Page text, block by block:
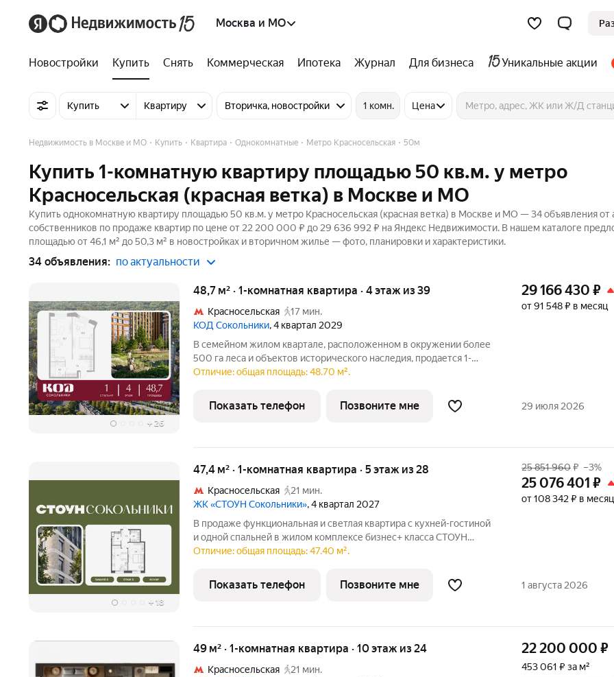
Москва и МО
Новостройки Купить Снять Коммерческая Ипотека Журнал Для бизнеса Уникальные акции
Купить Квартиру Вторичка, новостройки 1 комн. Цена
Недвижимость в Москве и МО Купить Квартира Однокомнатные Метро Красносельская 50м
Купить 1-комнатную квартиру площадью 50 кв.м. у метро
Красносельская (красная ветка) в Москве и МО
Купить однокомнатную квартиру площадью 50 кв.м. у метро Красносельская (красная ветка) в Москве и МО — 34 объявления от
собственников по продаже квартир по цене от 22 200 000 ₽ до 29 636 992 ₽ на Яндекс Недвижимости. В нашем каталоге
площадью от 46,1 м² до 50,3 м² в новостройках и вторичном жилье — фото, планировки и характеристики.
34 объявления: по актуальности
+ 26
48,7 м² · 1-комнатная квартира · 4 этаж из 39
Красносельская
17 мин.
КОД Сокольники, 4 квартал 2029
В семейном жилом квартале, расположенном в окружении более
500 га леса и объектов исторического наследия, продается 1-
комнатная квартира площадью 48.70 кв. м без отделки. Квартира
квартала
29 166 430 ₽
от 91 548 ₽ в месяц
Отличие: общая площадь: 48.70 м².
Показать телефон Позвоните мне 29 июля 2026
+ 18
47,4 м² · 1-комнатная квартира · 5 этаж из 28
Красносельская
21 мин.
ЖК «СТОУН Сокольники», 4 квартал 2027
В продаже функциональная и светлая квартира с кухней-гостиной
и одной спальней в жилом комплексе бизнес+ класса СТОУН
Сокольники. Идеально подойдет молодым парам и небольшим
пешей доступности от
25 851 960₽ –3%
25 076 401 ₽
от 108 342 ₽ в месяц
Отличие: общая площадь: 47.40 м².
Показать телефон Позвоните мне 1 августа 2026
49 м² · 1-комнатная квартира · 10 этаж из 24
Красносельская
21 мин.
22 200 000 ₽
453 061 ₽ за м²